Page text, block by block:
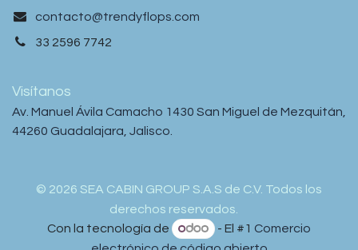
contacto@trendyflops.com
33 2596 7742
Visítanos
Av. Manuel Ávila Camacho 1430 San Miguel de Mezquitán,
44260 Guadalajara, Jalisco.
© 2026 SEA CABIN GROUP S.A.S de C.V. Todos los
derechos reservados.
Con la tecnología de
- El #1 Comercio